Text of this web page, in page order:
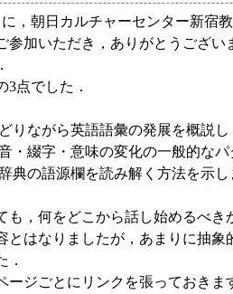
，朝日カルチャーセンター新宿
参加いただき，ありがとうござ
点でした．
りながら英語語彙の発展を概説し
・綴字・意味の変化の一般的な
典の語源欄を読み解く方法を示し
，何をどこから話し始めるべき
とはなりましたが，あまりに抽
．
ジごとにリンクを張っておきま